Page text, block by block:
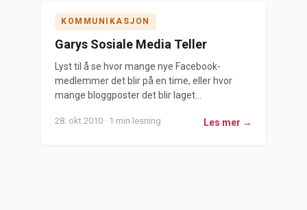
KOMMUNIKASJON
Garys Sosiale Media Teller
Lyst til å se hvor mange nye Facebook-
medlemmer det blir på en time, eller hvor
mange bloggposter det blir laget...
28. okt 2010 · 1 min lesning Les mer →